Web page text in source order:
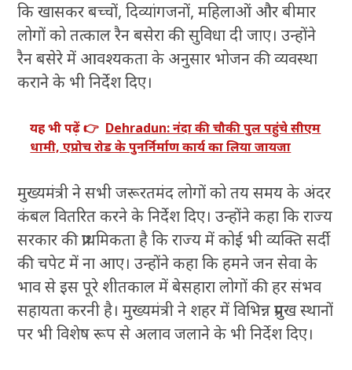
कि खासकर बच्चों, दिव्यांगजनों, महिलाओं और बीमार
लोगों को तत्काल रैन बसेरा की सुविधा दी जाए। उन्होंने
रैन बसेरे में आवश्यकता के अनुसार भोजन की व्यवस्था
कराने के भी निर्देश दिए।
यह भी पढ़ें 👉 Dehradun: नंदा की चौकी पुल पहुंचे सीएम
धामी, एप्रोच रोड के पुनर्निर्माण कार्य का लिया जायजा
मुख्यमंत्री ने सभी जरूरतमंद लोगों को तय समय के अंदर
कंबल वितरित करने के निर्देश दिए। उन्होंने कहा कि राज्य
सरकार की प्राथमिकता है कि राज्य में कोई भी व्यक्ति सर्दी
की चपेट में ना आए। उन्होंने कहा कि हमने जन सेवा के
भाव से इस पूरे शीतकाल में बेसहारा लोगों की हर संभव
सहायता करनी है। मुख्यमंत्री ने शहर में विभिन्न प्रमुख स्थानों
पर भी विशेष रूप से अलाव जलाने के भी निर्देश दिए।